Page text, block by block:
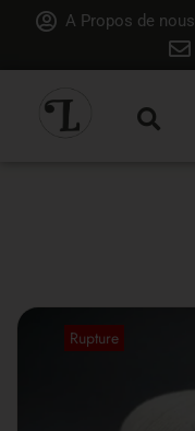
A Propos de nous